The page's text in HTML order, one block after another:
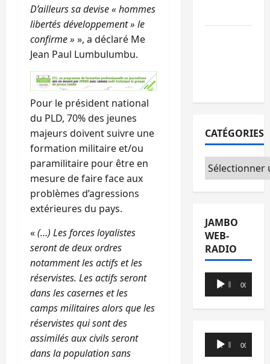
D’ailleurs sa devise « hommes
libertés développement » le
confirme » », a déclaré Me
Jean Paul Lumbulumbu.
Pour le président national
du PLD, 70% des jeunes
majeurs doivent suivre une
formation militaire et/ou
paramilitaire pour être en
mesure de faire face aux
problèmes d’agressions
extérieures du pays.
«(…) Les forces loyalistes
seront de deux ordres
notamment les actifs et les
réservistes. Les actifs seront
dans les casernes et les
camps militaires alors que les
réservistes qui sont des
assimilés aux civils seront
dans la population sans
CATÉGORIES
Catégories
JAMBO
WEB-
RADIO
Lecteur
audio
00:00 00:00
Lecteur
audio
00:00 00:00